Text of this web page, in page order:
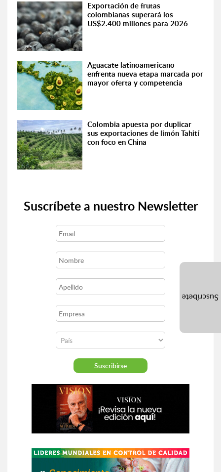
Exportación de frutas
colombianas superará los
US$2.400 millones para 2026
Aguacate latinoamericano
enfrenta nueva etapa marcada por
mayor oferta y competencia
Colombia apuesta por duplicar
sus exportaciones de limón Tahití
con foco en China
Suscríbete a nuestro Newsletter
Suscríbete